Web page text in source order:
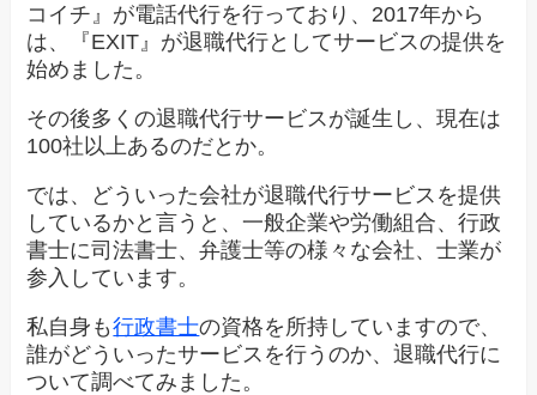
コイチ』が電話代行を行っており、2017年から
は、『EXIT』が退職代行としてサービスの提供を
始めました。
その後多くの退職代行サービスが誕生し、現在は
100社以上あるのだとか。
では、どういった会社が退職代行サービスを提供
しているかと言うと、一般企業や労働組合、行政
書士に司法書士、弁護士等の様々な会社、士業が
参入しています。
私自身も行政書士の資格を所持していますので、
誰がどういったサービスを行うのか、退職代行に
ついて調べてみました。